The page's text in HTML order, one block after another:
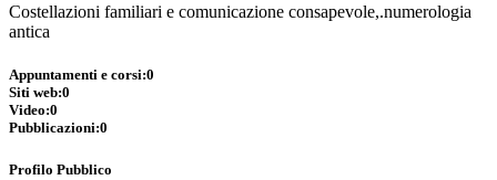
Costellazioni familiari e comunicazione consapevole,.numerologia
antica
Appuntamenti e corsi:0
Siti web:0
Video:0
Pubblicazioni:0
Profilo Pubblico